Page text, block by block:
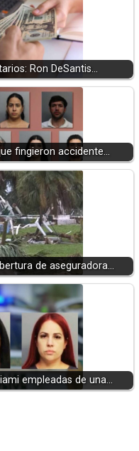
Ron DeSantis…
fingieron accidente…
de aseguradora…
empleadas de una…